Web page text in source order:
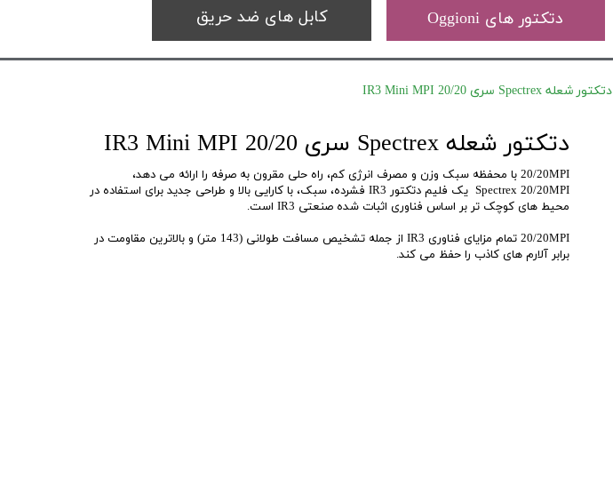
کابل های ضد حریق دتکتور های Oggioni
دتکتور شعله Spectrex سری 20/20 IR3 Mini MPI
دتکتور شعله Spectrex سری 20/20 IR3 Mini MPI
20/20MPI با محفظه سبک وزن و مصرف انرژی کم، راه حلی مقرون به صرفه را ارائه می دهد،
Spectrex 20/20MPI یک فلیم دتکتور IR3 فشرده، سبک، با کارایی بالا و طراحی جدید برای استفاده در
محیط های کوچک تر بر اساس فناوری اثبات شده صنعتی IR3 است.
20/20MPI تمام مزایای فناوری IR3 از جمله تشخیص مسافت طولانی (143 متر) و بالاترین مقاومت در
برابر آلارم های کاذب را حفظ می کند.